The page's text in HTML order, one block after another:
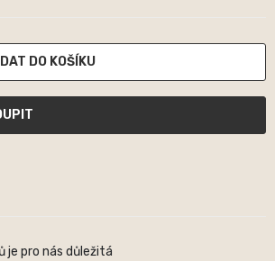
DO KOŠÍKU
je pro nás důležitá